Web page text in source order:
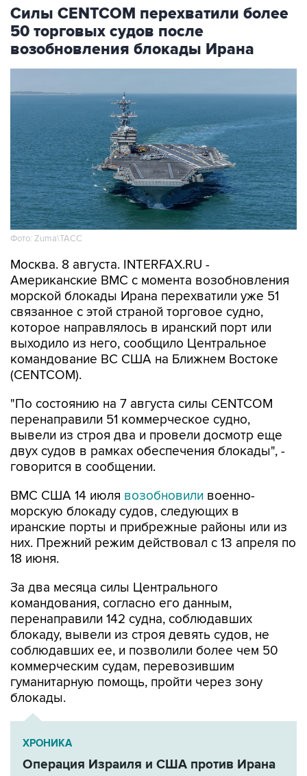
Силы CENTCOM перехватили более
50 торговых судов после
возобновления блокады Ирана
Фото: Zuma\ТАСС
Москва. 8 августа. INTERFAX.RU -
Американские ВМС с момента возобновления
морской блокады Ирана перехватили уже 51
связанное с этой страной торговое судно,
которое направлялось в иранский порт или
выходило из него, сообщило Центральное
командование ВС США на Ближнем Востоке
(CENTCOM).
"По состоянию на 7 августа силы CENTCOM
перенаправили 51 коммерческое судно,
вывели из строя два и провели досмотр еще
двух судов в рамках обеспечения блокады", -
говорится в сообщении.
ВМС США 14 июля возобновили военно-
морскую блокаду судов, следующих в
иранские порты и прибрежные районы или из
них. Прежний режим действовал с 13 апреля по
18 июня.
За два месяца силы Центрального
командования, согласно его данным,
перенаправили 142 судна, соблюдавших
блокаду, вывели из строя девять судов, не
соблюдавших ее, и позволили более чем 50
коммерческим судам, перевозившим
гуманитарную помощь, пройти через зону
блокады.
ХРОНИКА
Операция Израиля и США против Ирана